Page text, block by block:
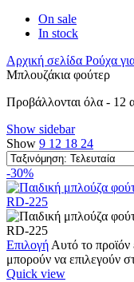
On sale
In stock
Αρχική σελίδα Ρούχα
Μπλουζάκια φούτερ
Προβάλλονται όλα - 12
Show sidebar
Show 9 12 18 24
-30%
Επιλογή Αυτό το προϊόν
μπορούν να επιλεγούν
Quick view